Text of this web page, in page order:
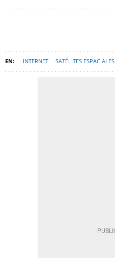
INTERNET SATÉLITES ESPACIALES